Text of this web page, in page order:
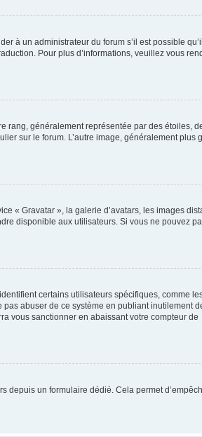
à un administrateur du forum s’il est possible
Pour plus d’informations, veuillez vous
rang, généralement représentée par des étoiles,
sur le forum. L’autre image, généralement plus
« Gravatar », la galerie d’avatars, les images
disponible aux utilisateurs. Si vous ne pouvez
certains utilisateurs spécifiques, comme
abuser de ce système en publiant inutilement
vous sanctionner en abaissant votre compteur de
depuis un formulaire dédié. Cela permet